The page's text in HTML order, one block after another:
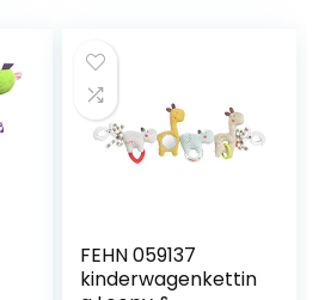
FEHN 059137
kinderwagenkettin